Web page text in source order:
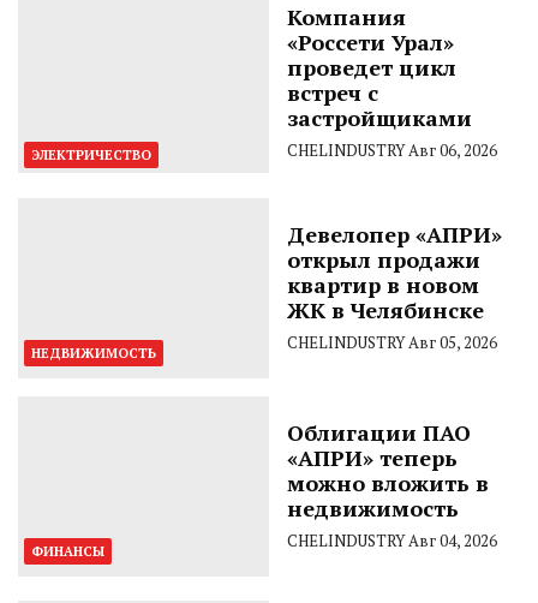
ЭЛЕКТРИЧЕСТВО
Компания
«Россети Урал»
проведет цикл
встреч с
застройщиками
CHELINDUSTRYАвг 06, 2026
НЕДВИЖИМОСТЬ
Девелопер «АПРИ»
открыл продажи
квартир в новом
ЖК в Челябинске
CHELINDUSTRYАвг 05, 2026
ФИНАНСЫ
Облигации ПАО
«АПРИ» теперь
можно вложить в
недвижимость
CHELINDUSTRYАвг 04, 2026